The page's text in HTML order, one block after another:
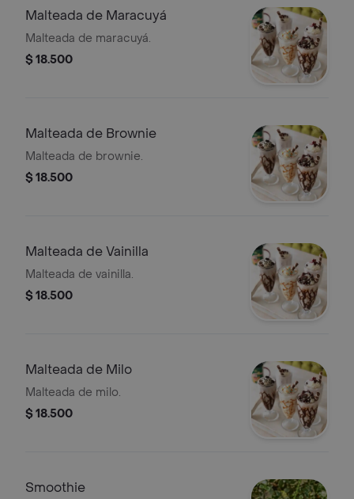
Malteada de Maracuyá
Malteada de maracuyá.
$ 18.500
Malteada de Brownie
Malteada de brownie.
$ 18.500
Malteada de Vainilla
Malteada de vainilla.
$ 18.500
Malteada de Milo
Malteada de milo.
$ 18.500
Smoothie